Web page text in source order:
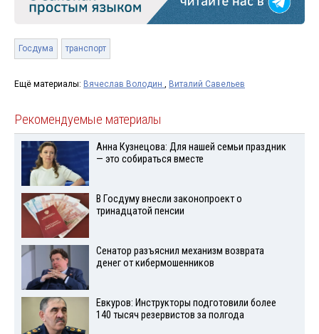
Госдума транспорт
Ещё материалы: Вячеслав Володин , Виталий Савельев
Рекомендуемые материалы
Анна Кузнецова: Для нашей семьи праздник
— это собираться вместе
В Госдуму внесли законопроект о
тринадцатой пенсии
Сенатор разъяснил механизм возврата
денег от кибермошенников
Евкуров: Инструкторы подготовили более
140 тысяч резервистов за полгода